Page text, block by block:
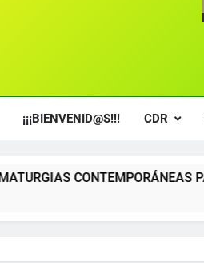
Textos
¡¡¡BIENVENID@S!!! CDR
PARA TÍTERES Y